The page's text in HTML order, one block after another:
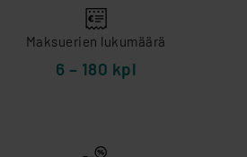
Maksuerien lukumäärä
6 – 180 kpl